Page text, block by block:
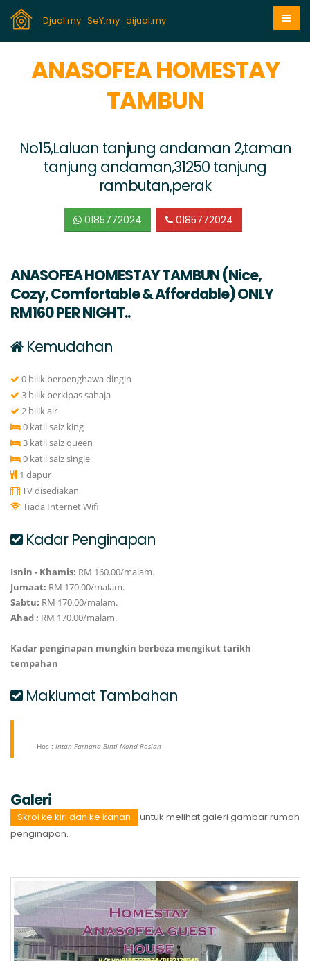
Djual.my SeY.my dijual.my
ANASOFEA HOMESTAY
TAMBUN
No15,Laluan tanjung andaman 2,taman
tanjung andaman,31250 tanjung
rambutan,perak
0185772024 0185772024
ANASOFEA HOMESTAY TAMBUN (Nice,
Cozy, Comfortable & Affordable) ONLY
RM160 PER NIGHT..
Kemudahan
0 bilik berpenghawa dingin
3 bilik berkipas sahaja
2 bilik air
0 katil saiz king
3 katil saiz queen
0 katil saiz single
1 dapur
TV disediakan
Tiada Internet Wifi
Kadar Penginapan
Isnin - Khamis: RM 160.00/malam.
Jumaat: RM 170.00/malam.
Sabtu: RM 170.00/malam.
Ahad : RM 170.00/malam.
Kadar penginapan mungkin berbeza mengikut tarikh
tempahan
Maklumat Tambahan
Hos : Intan Farhana Binti Mohd Roslan
Galeri
Skrol ke kiri dan ke kanan
untuk melihat galeri gambar rumah
penginapan.